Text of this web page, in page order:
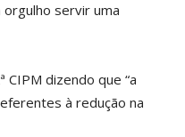
servir uma
dizendo que “a
à redução na